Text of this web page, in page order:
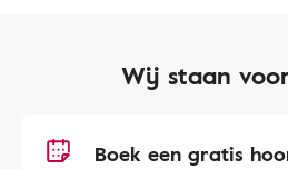
Wij staan
Boek een gratis